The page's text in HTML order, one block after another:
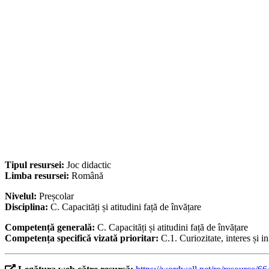
Tipul resursei: Joc didactic
Limba resursei: Română
Nivelul: Preșcolar
Disciplina: C. Capacități și atitudini față de învățare
Competență generală: C. Capacități și atitudini față de învățare
Competența specifică vizată prioritar: C.1. Curiozitate, interes și